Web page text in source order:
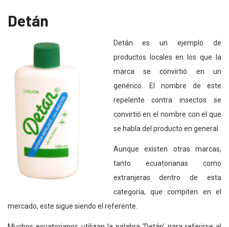
Detán
Detán es un ejemplo de
productos locales en los que la
marca se convirtió en un
genérico. El nombre de este
repelente contra insectos se
convirtió en el nombre con el que
se habla del producto en general.
Aunque existen otras marcas,
tanto ecuatorianas como
extranjeras dentro de esta
categoría, que compiten en el
mercado, este sigue siendo el referente.